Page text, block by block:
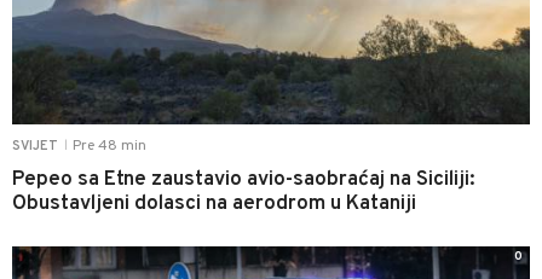
SVIJET Pre 48 min
Pepeo sa Etne zaustavio avio-saobraćaj na Siciliji:
Obustavljeni dolasci na aerodrom u Kataniji
0